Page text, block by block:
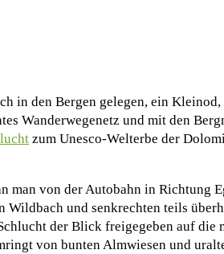
in den Bergen gelegen, ein
Wanderwegenetz und mit den
zum Unesco-Welterbe der
man von der Autobahn in Richtung
und senkrechten teils
der Blick freigegeben auf die
von bunten Almwiesen und